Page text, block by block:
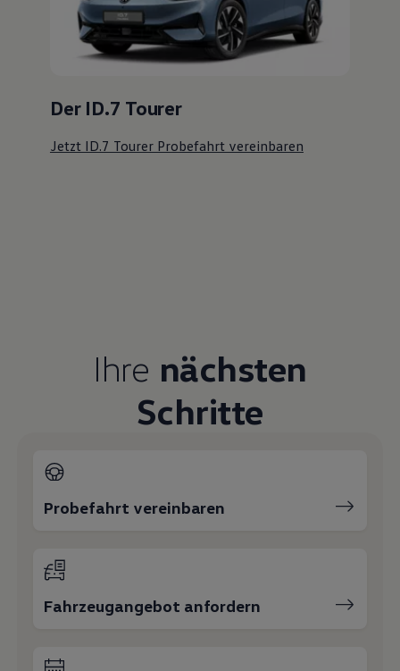
Jetzt ID.7 Tourer Probefahrt vereinbaren
Ihrenächsten
Schritte